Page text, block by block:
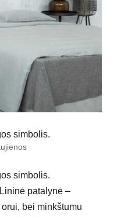
simbolis.
simbolis.
patalynė –
bei minkštumu